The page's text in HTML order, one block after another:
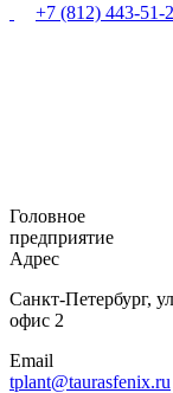
+7 (812) 443-51-
Головное
предприятие
Адрес
Санкт-Петербург,
офис 2
Email
tplant@taurasfenix.ru